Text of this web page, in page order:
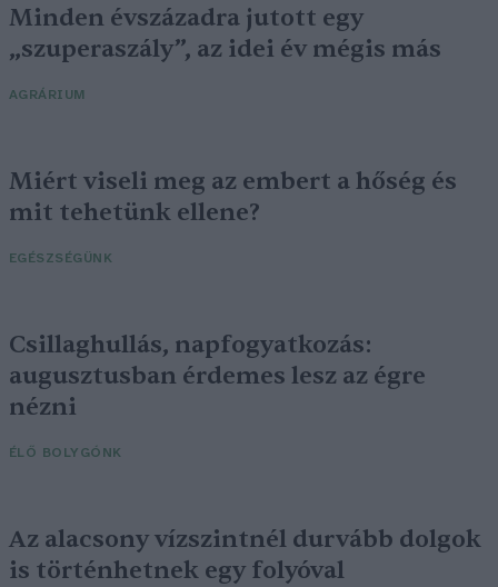
Minden évszázadra jutott egy
„szuperaszály”, az idei év mégis más
AGRÁRIUM
Miért viseli meg az embert a hőség és
mit tehetünk ellene?
EGÉSZSÉGÜNK
Csillaghullás, napfogyatkozás:
augusztusban érdemes lesz az égre
nézni
ÉLŐ BOLYGÓNK
Az alacsony vízszintnél durvább dolgok
is történhetnek egy folyóval